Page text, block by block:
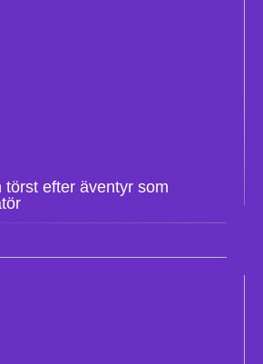
törst efter äventyr som